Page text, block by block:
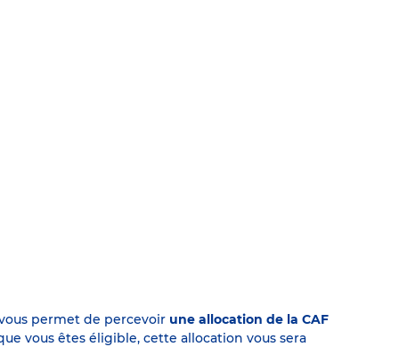
permet de percevoir une allocation de la CAF
vous êtes éligible, cette allocation vous sera